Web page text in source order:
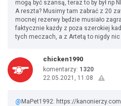
mogą być szansą, teraz to by był np
A reszta? Musimy tam zabrać z 20
mocnej rezerwy będzie musiało
faktycznie każdy z poza szerokiej
tych meczach, a z Artetą to nigdy nic
chicken1990
komentarzy: 1320
22.05.2021, 11:08
@ MaPet1992: https://